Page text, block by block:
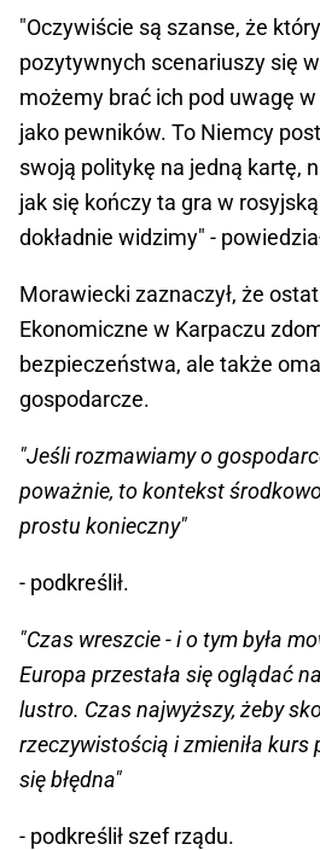
"Oczywiście są szanse, że
pozytywnych scenariuszy się
możemy brać ich pod uwagę
jako pewników. To Niemcy
swoją politykę na jedną kartę,
jak się kończy ta gra w
dokładnie widzimy" -
Morawiecki zaznaczył, że
Ekonomiczne w Karpaczu
bezpieczeństwa, ale także
gospodarcze.
"Jeśli rozmawiamy o
poważnie, to kontekst
prostu konieczny"
- podkreślił.
"Czas wreszcie - i o tym była
Europa przestała się oglądać
lustro. Czas najwyższy, żeby
rzeczywistością i zmieniła kurs
się błędna"
- podkreślił szef rządu.